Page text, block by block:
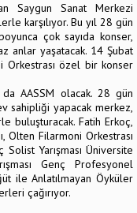
Saygun Sanat Merkezi
karşılıyor. Bu yıl 28 gün
çok sayıda konser,
anlar yaşatacak. 14 Şubat
Orkestrası özel bir konser
AASSM olacak. 28 gün
sahipliği yapacak merkez,
buluşturacak. Fatih Erkoç,
Olten Filarmoni Orkestrası
Yarışması Üniversite
Genç Profesyonel
ile Anlatılmayan Öyküler
çağırıyor.